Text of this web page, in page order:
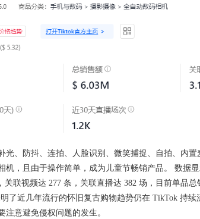
、防抖、连拍、人脸识别、微笑捕捉、自拍、内
，且由于操作简单，成为儿童节畅销产品。 数据
联视频达 277 条，关联直播达 382 场，目前单品总
了近几年流行的怀旧复古购物趋势仍在 TikTok 持续
意避免侵权问题的发生。